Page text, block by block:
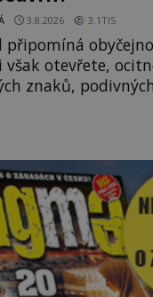
3.8.2026 3.1TIS
připomíná
otevřete,
znaků,
dvě století
Rohoncský
jej napsal, kdy